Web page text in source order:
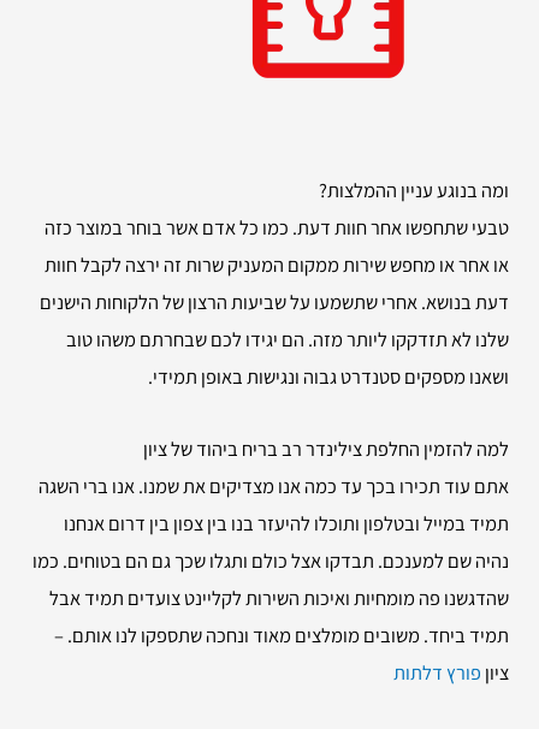
ומה בנוגע עניין ההמלצות?
טבעי שתחפשו אחר חוות דעת. כמו כל אדם אשר בוחר במוצר כזה
או אחר או מחפש שירות ממקום המעניק שרות זה ירצה לקבל חוות
דעת בנושא. אחרי שתשמעו על שביעות הרצון של הלקוחות הישנים
שלנו לא תזדקקו ליותר מזה. הם יגידו לכם שבחרתם משהו טוב
ושאנו מספקים סטנדרט גבוה ונגישות באופן תמידי.
למה להזמין החלפת צילינדר רב בריח ביהוד של ציון
אתם עוד תכירו בכך עד כמה אנו מצדיקים את שמנו. אנו ברי השגה
תמיד במייל ובטלפון ותוכלו להיעזר בנו בין צפון בין דרום אנחנו
נהיה שם למענכם. תבדקו אצל כולם ותגלו שכך גם הם בטוחים. כמו
שהדגשנו פה מומחיות ואיכות השירות לקליינט צועדים תמיד אבל
תמיד ביחד. משובים מומלצים מאוד ונחכה שתספקו לנו אותם. –
ציון פורץ דלתות